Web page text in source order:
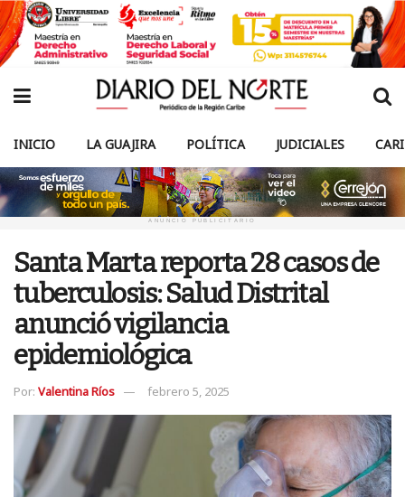
INICIO LA GUAJIRA POLÍTICA JUDICIALES
ANUNCIO PUBLICITARIO
Santa Marta reporta 28 casos de
tuberculosis: Salud Distrital
anunció vigilancia
epidemiológica
Por: Valentina Ríos febrero 5, 2025